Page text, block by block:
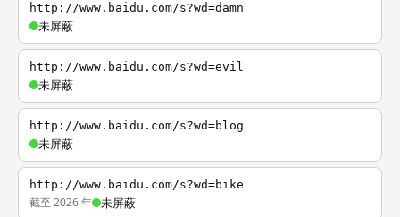
http://www.baidu.com/s?wd=damn
未屏蔽
http://www.baidu.com/s?wd=evil
未屏蔽
http://www.baidu.com/s?wd=blog
未屏蔽
http://www.baidu.com/s?wd=bike
截至 2026 年 未屏蔽